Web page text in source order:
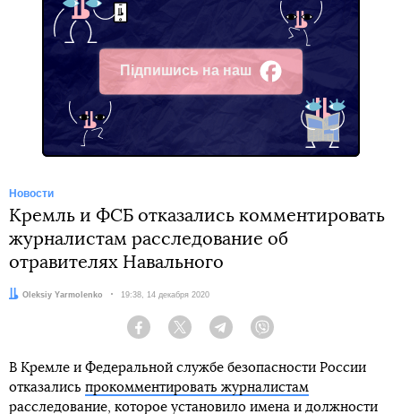
Підпишись на наш
Facebook
Новости
Кремль и ФСБ отказались комментировать
журналистам расследование об
отравителях Навального
Автор:
Oleksiy Yarmolenko Дата:
19:38, 14 декабря 2020
Facebook Twitter Telegram
В Кремле и Федеральной службе безопасности России
отказались прокомментировать журналистам
расследование , которое установило имена и должности